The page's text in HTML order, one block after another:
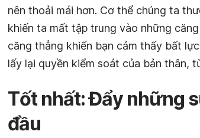
nên thoải mái hơn. Cơ thể chúng ta
khiến ta mất tập trung vào những
căng thẳng khiến bạn cảm thấy bất
lấy lại quyền kiểm soát của bản thân,
Tốt nhất: Đẩy những
đầu